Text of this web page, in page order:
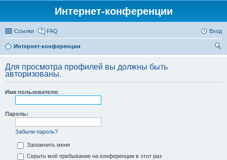
Интернет-конференции
Ссылки FAQ Вход
Интернет-конференции
Для просмотра профилей вы должны быть
авторизованы.
Имя пользователя:
Пароль:
Забыли пароль?
Запомнить меня
Скрыть моё пребывание на конференции в этот раз